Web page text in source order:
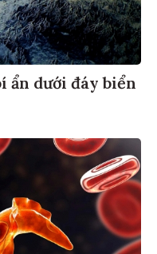
ẩn dưới đáy biển